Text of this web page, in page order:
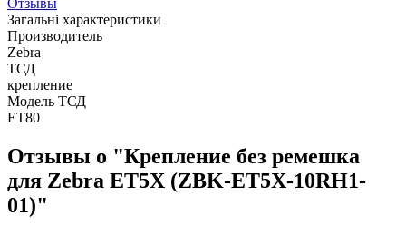
Отзывы
Загальні характеристики
Производитель
Zebra
ТСД
крепление
Модель ТСД
ET80
Отзывы о "Крепление без ремешка
для Zebra ET5X (ZBK-ET5X-10RH1-
01)"